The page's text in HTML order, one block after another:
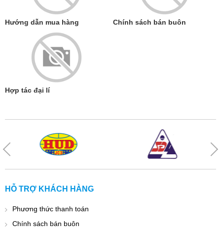
Hướng dẫn mua hàng Chính sách bán buôn
Hợp tác đại lí
HỖ TRỢ KHÁCH HÀNG
Phương thức thanh toán
Chính sách bán buôn